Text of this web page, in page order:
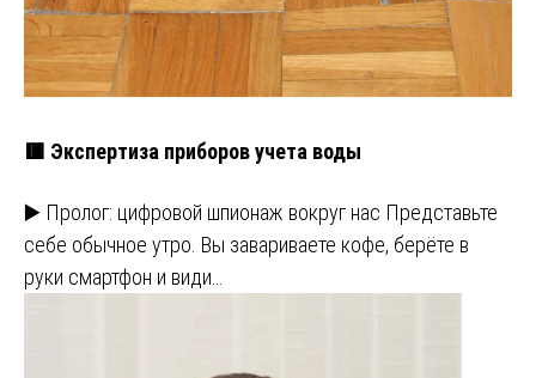
🟥 Экспертиза приборов учета воды
▶️ Пролог: цифровой шпионаж вокруг нас Представьте
себе обычное утро. Вы завариваете кофе, берёте в
руки смартфон и види…